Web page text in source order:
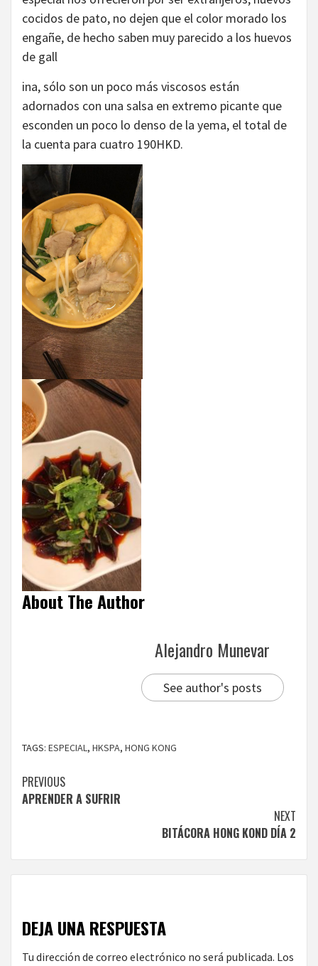
cocidos de pato, no dejen que el color morado los
engañe, de hecho saben muy parecido a los huevos
de gall
ina, sólo son un poco más viscosos están
adornados con una salsa en extremo picante que
esconden un poco lo denso de la yema, el total de
la cuenta para cuatro 190HKD.
About The Author
Alejandro Munevar
See author's posts
TAGS: ESPECIAL, HKSPA, HONG KONG
Continue
Reading
PREVIOUS
APRENDER A SUFRIR
NEXT
BITÁCORA HONG KOND DÍA 2
DEJA UNA RESPUESTA
Tu dirección de correo electrónico no será publicada. Los